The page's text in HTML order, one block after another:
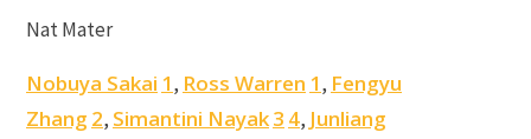
Nat Mater
Nobuya Sakai 1, Ross Warren 1, Fengyu
Zhang 2, Simantini Nayak3 4, Junliang